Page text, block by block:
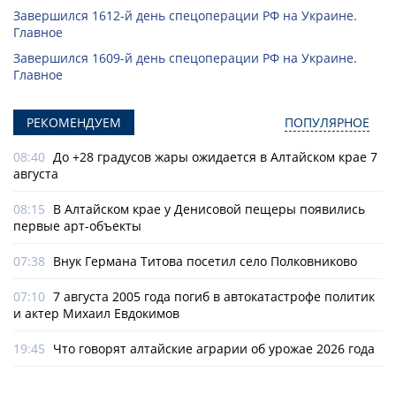
Завершился 1612-й день спецоперации РФ на Украине.
Главное
Завершился 1609-й день спецоперации РФ на Украине.
Главное
РЕКОМЕНДУЕМ ПОПУЛЯРНОЕ
08:40 До +28 градусов жары ожидается в Алтайском крае 7
августа
08:15 В Алтайском крае у Денисовой пещеры появились
первые арт-объекты
07:38 Внук Германа Титова посетил село Полковниково
07:10 7 августа 2005 года погиб в автокатастрофе политик
и актер Михаил Евдокимов
19:45 Что говорят алтайские аграрии об урожае 2026 года